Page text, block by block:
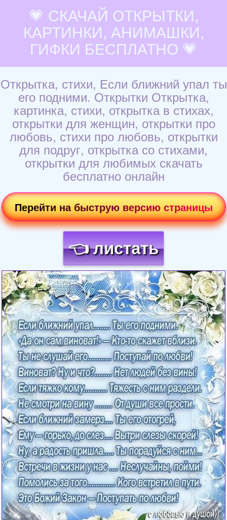
💗 СКАЧАЙ ОТКРЫТКИ,
КАРТИНКИ, АНИМАШКИ,
ГИФКИ БЕСПЛАТНО 💗
Открытка, стихи, Если ближний упал ты
его подними. Открытки Открытка,
картинка, стихи, открытка в стихах,
открытки для женщин, открытки про
любовь, стихи про любовь, открытки
для подруг, открытка со стихами,
открытки для любимых скачать
бесплатно онлайн
Перейти на быструю версию страницы
👈 листать
Загрузка картинки...